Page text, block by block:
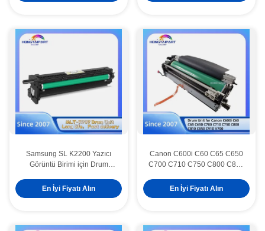
Samsung SL K2200 Yazıcı
Görüntü Birimi için Drum
En İyi Fiyatı Alın
Canon C600i C60 C65 C650
C700 C710 C750 C800 C810
Birimi 8064B001AA D01
En İyi Fiyatı Alın